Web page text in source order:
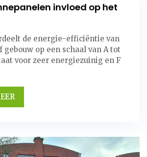
invloed op het
de energie-efficiëntie van
gebouw op een schaal van A tot
voor zeer energiezuinig en F